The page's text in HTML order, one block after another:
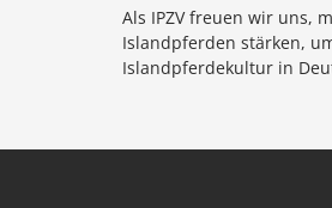
Als IPZV freuen wir uns,
Islandpferden stärken,
Islandpferdekultur in